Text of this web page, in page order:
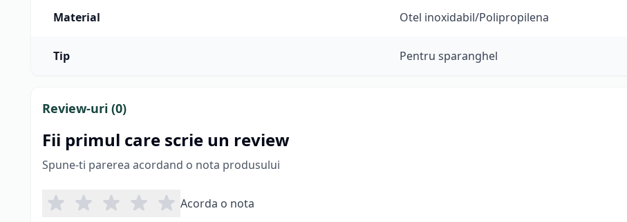
Material Otel inoxidabil/Polipropilena
Tip Pentru sparanghel
Review-uri (0)
Fii primul care scrie un review
Spune-ti parerea acordand o nota produsului
Acorda o nota